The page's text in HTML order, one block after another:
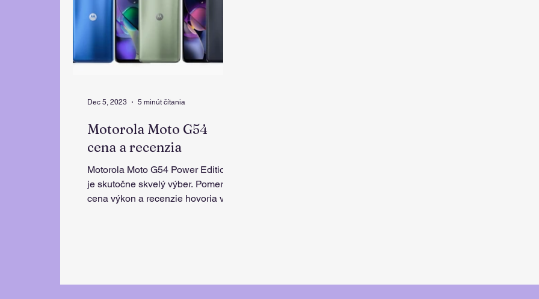
Motorola Moto G54
cena a recenzia
Motorola Moto G54 Power Edition
je skutočne skvelý výber. Pomer
cena výkon a recenzie hovoria v
Dec 5, 2023 5 minút čítania